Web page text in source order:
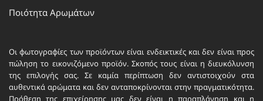
Ποιότητα Αρωμάτων
Οι φωτογραφίες των προϊόντων είναι ενδεικτικές και δεν είναι προς
πώληση το εικονιζόμενο προϊόν. Σκοπός τους είναι η διευκόλυνση
της επιλογής σας. Σε καμία περίπτωση δεν αντιστοιχούν στα
αυθεντικά αρώματα και δεν ανταποκρίνονται στην πραγματικότητα.
Πρόθεση της επιχείρησης μας δεν είναι η παραπλάνηση και η